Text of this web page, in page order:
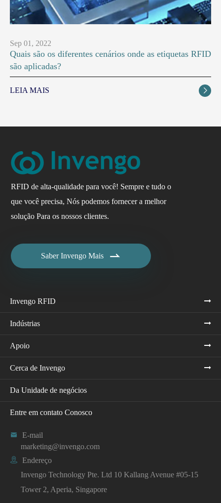
Sep 01, 2022
Quais são os diferentes cenários onde as etiquetas RFID
são aplicadas?
LEIA MAIS 
RFID de alta-qualidade para você! Sempre e tudo o
que você precisa, Nós podemos fornecer a melhor
solução Para os nossos clientes.
Saber Invengo Mais 
Invengo RFID
Indústrias
Apoio
Cerca de Invengo
Da Unidade de negócios
Entre em contato Conosco

E-mail
marketing@invengo.com

Endereço
Invengo Technology Pte. Ltd 10 Kallang Avenue #05-15
Tower 2, Aperia, Singapore